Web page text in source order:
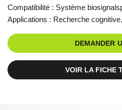
Compatibilité : Système
Applications : Recherche
DEMANDER
VOIR LA FICHE